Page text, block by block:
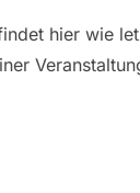
hier wie